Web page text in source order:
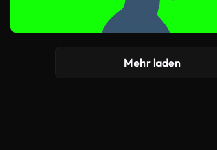
Mehr laden